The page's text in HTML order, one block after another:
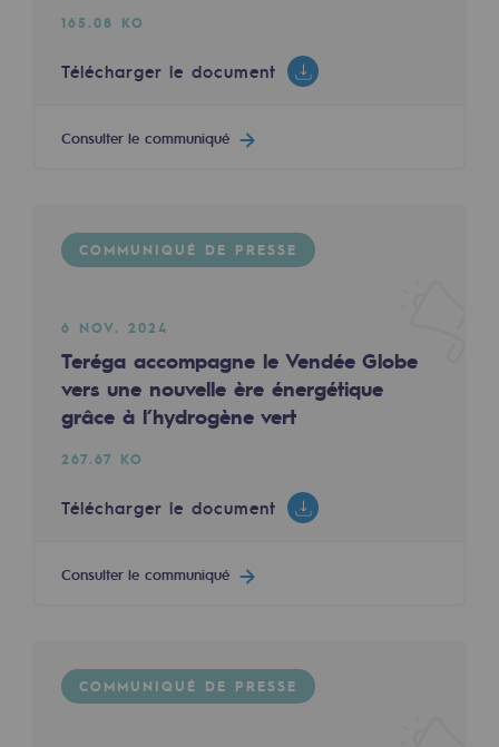
Objectif Hydrogène
CCUS Objectif Zéro CO2
Acteur engagé
Acteur engagé
Ambition RSE
Responsabilité environnementale
Responsabilité environnementale
BE POSITIF, le programme de
Décarbonation : une priorité
Gestion de l'énergie
Gestion des impacts
165.08 KO
Télécharger le document
Consulter le communiqué
COMMUNIQUÉ DE PRESSE
6 NOV. 2024
Teréga accompagne le Vendée Globe
vers une nouvelle ère énergétique
grâce à l’hydrogène vert
267.67 KO
Télécharger le document
Consulter le communiqué
COMMUNIQUÉ DE PRESSE